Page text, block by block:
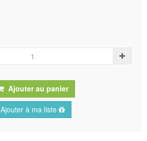
Ajouter au panier
Ajouter à ma liste